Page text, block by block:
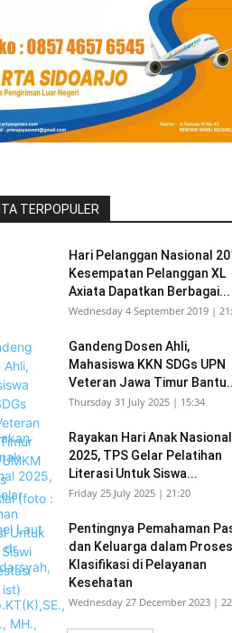
TERPOPULER
Hari Pelanggan Nasional
Kesempatan Pelanggan XL
Axiata Dapatkan Berbagai...
Wednesday 4 September 2019 |
Gandeng Dosen Ahli,
Mahasiswa KKN SDGs UPN
Veteran Jawa Timur
Thursday 31 July 2025 | 15:34
Rayakan Hari Anak Nasional
2025, TPS Gelar Pelatihan
Literasi Untuk Siswa...
Friday 25 July 2025 | 21:20
Pentingnya Pemahaman
dan Keluarga dalam Proses
Klasifikasi di Pelayanan
Kesehatan
Wednesday 27 December 2023 |